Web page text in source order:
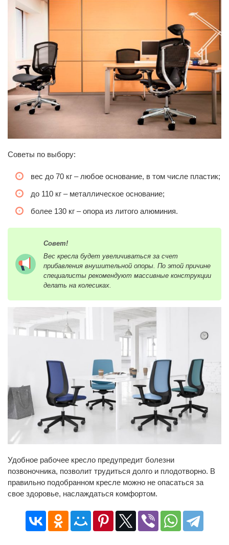
Советы по выбору:
вес до 70 кг – любое основание, в том числе пластик;
до 110 кг – металлическое основание;
более 130 кг – опора из литого алюминия.
Совет!
Вес кресла будет увеличиваться за счет
прибавления внушительной опоры. По этой причине
специалисты рекомендуют массивные конструкции
делать на колесиках.
Удобное рабочее кресло предупредит болезни
позвоночника, позволит трудиться долго и плодотворно. В
правильно подобранном кресле можно не опасаться за
свое здоровье, наслаждаться комфортом.